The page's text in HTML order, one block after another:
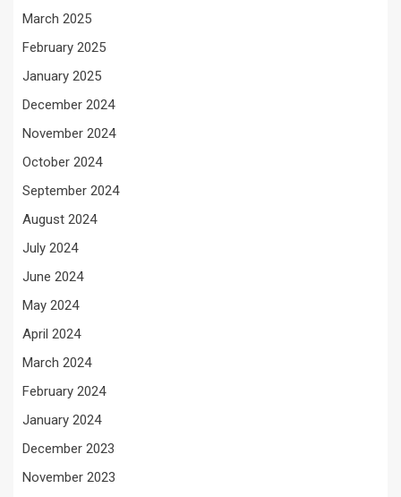
March 2025
February 2025
January 2025
December 2024
November 2024
October 2024
September 2024
August 2024
July 2024
June 2024
May 2024
April 2024
March 2024
February 2024
January 2024
December 2023
November 2023